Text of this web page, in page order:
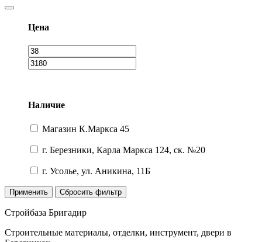
Цена
Наличие
Магазин К.Маркса 45
г. Березники, Карла Маркса 124, ск. №20
г. Усолье, ул. Аникина, 11Б
Применить Сбросить фильтр
Стройбаза Бригадир
Строительные материалы, отделки, инструмент, двери в